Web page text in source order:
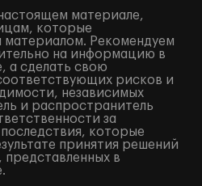
материале,
которые
материалом. Рекомендуем
на информацию в
а сделать свою
рисков и
независимых
и распространитель
за
которые
принятия решений
в